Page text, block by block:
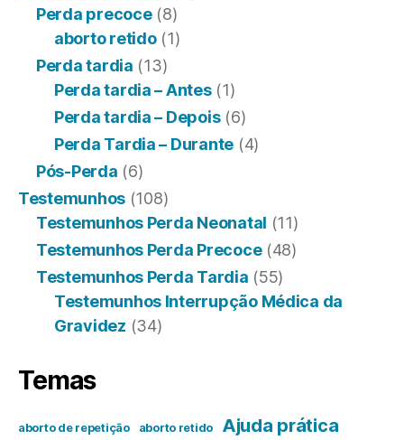
Perda precoce(8)
aborto retido(1)
Perda tardia (13)
Perda tardia – Antes(1)
Perda tardia – Depois(6)
Perda Tardia – Durante (4)
Pós-Perda (6)
Testemunhos (108)
Testemunhos Perda Neonatal (11)
Testemunhos Perda Precoce(48)
Testemunhos Perda Tardia (55)
Testemunhos Interrupção Médica da
Gravidez (34)
Temas
aborto de repetição aborto retido Ajuda prática